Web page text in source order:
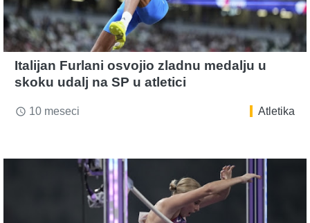
Italijan Furlani osvojio zladnu medalju u
skoku udalj na SP u atletici
access_time 10 meseci Atletika